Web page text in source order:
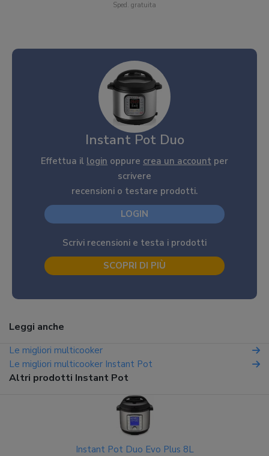
Sped. gratuita
Instant Pot Duo
Effettua il login oppure crea un account per
scrivere
recensioni o testare prodotti.
LOGIN
Scrivi recensioni e testa i prodotti
SCOPRI DI PIÙ
Leggi anche
Le migliori multicooker
Le migliori multicooker Instant Pot
Altri prodotti Instant Pot
Instant Pot Duo Evo Plus 8L